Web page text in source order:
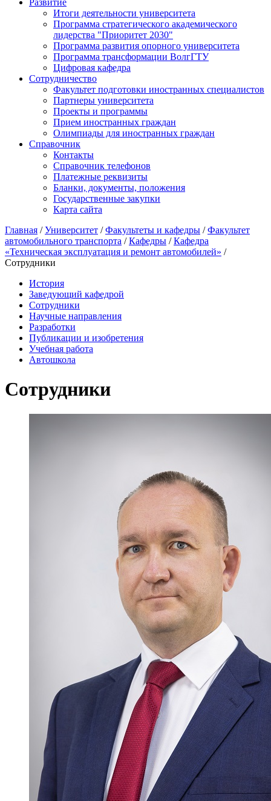
Развитие
Итоги деятельности университета
Программа стратегического академического
лидерства "Приоритет 2030"
Программа развития опорного университета
Программа трансформации ВолгГТУ
Цифровая кафедра
Сотрудничество
Факультет подготовки иностранных специалистов
Партнеры университета
Проекты и программы
Прием иностранных граждан
Олимпиады для иностранных граждан
Справочник
Контакты
Справочник телефонов
Платежные реквизиты
Бланки, документы, положения
Государственные закупки
Карта сайта
Главная /Университет /Факультеты и кафедры /Факультет
автомобильного транспорта /Кафедры /Кафедра
«Техническая эксплуатация и ремонт автомобилей» /
Сотрудники
История
Заведующий кафедрой
Сотрудники
Научные направления
Разработки
Публикации и изобретения
Учебная работа
Автошкола
Сотрудники